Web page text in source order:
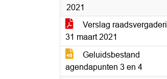
2021
Verslag
31 maart 2021
Geluidsbestand
agendapunten 3 en 4